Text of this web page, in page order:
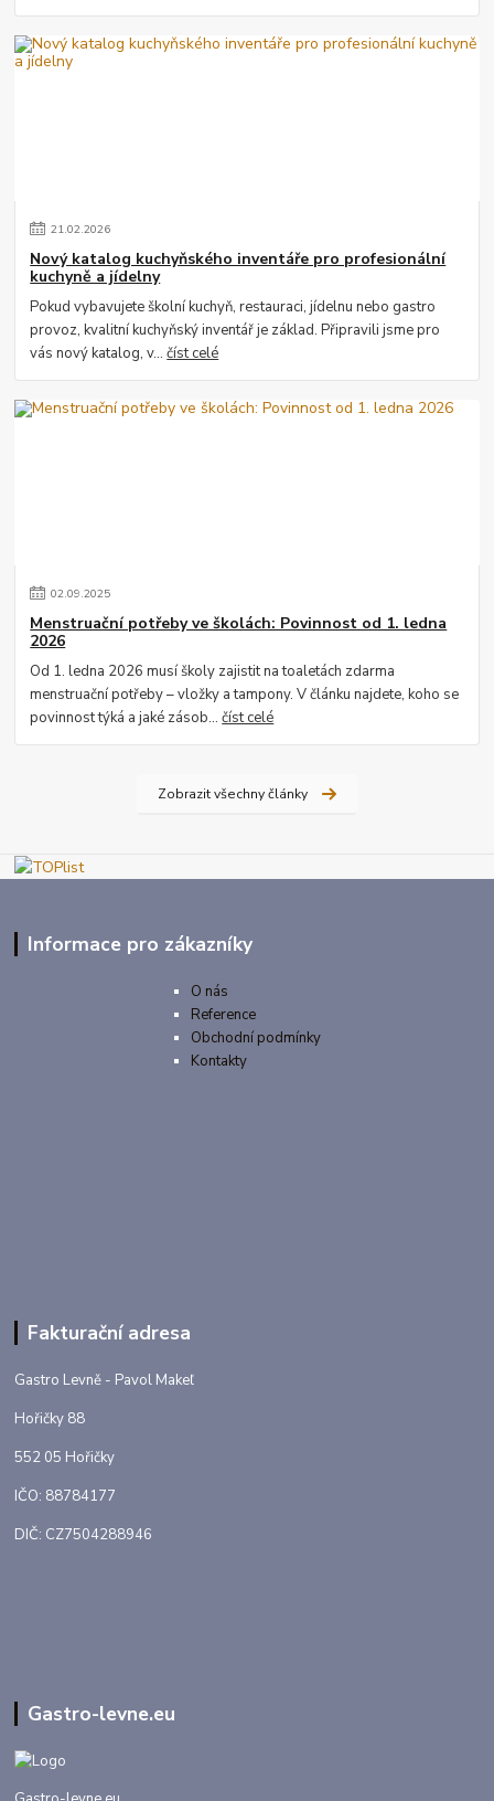
21.02.2026
Nový katalog kuchyňského inventáře pro profesionální
kuchyně a jídelny
Pokud vybavujete školní kuchyň, restauraci, jídelnu nebo gastro
provoz, kvalitní kuchyňský inventář je základ. Připravili jsme pro
vás nový katalog, v...číst celé
02.09.2025
Menstruační potřeby ve školách: Povinnost od 1. ledna
2026
Od 1. ledna 2026 musí školy zajistit na toaletách zdarma
menstruační potřeby – vložky a tampony. V článku najdete, koho se
povinnost týká a jaké zásob...číst celé
Zobrazit všechny články
Informace pro zákazníky
O nás
Reference
Obchodní podmínky
Kontakty
Fakturační adresa
Gastro Levně - Pavol Makeľ
Hořičky 88
552 05 Hořičky
IČO: 88784177
DIČ: CZ7504288946
Gastro-levne.eu